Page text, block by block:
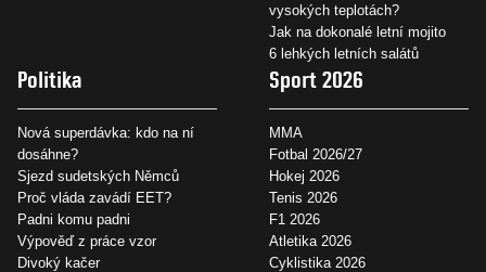
vysokých teplotách?
Jak na dokonalé letní mojito
6 lehkých letních salátů
Politika
Nová superdávka: kdo na ní
dosáhne?
Sjezd sudetských Němců
Proč vláda zavádí EET?
Padni komu padni
Výpověď z práce vzor
Divoký kačer
Sport 2026
MMA
Fotbal 2026/27
Hokej 2026
Tenis 2026
F1 2026
Atletika 2026
Cyklistika 2026